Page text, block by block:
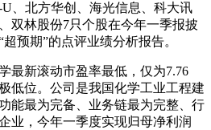
U、北方华创、海光信息、科大讯
双林股份7只个股在今年一季报披
预期”的点评业绩分析报告。
最新滚动市盈率最低，仅为7.76
低位。公司是我国化学工业工程建
能最为完备、业务链最为完整、行
业，今年一季度实现归母净利润